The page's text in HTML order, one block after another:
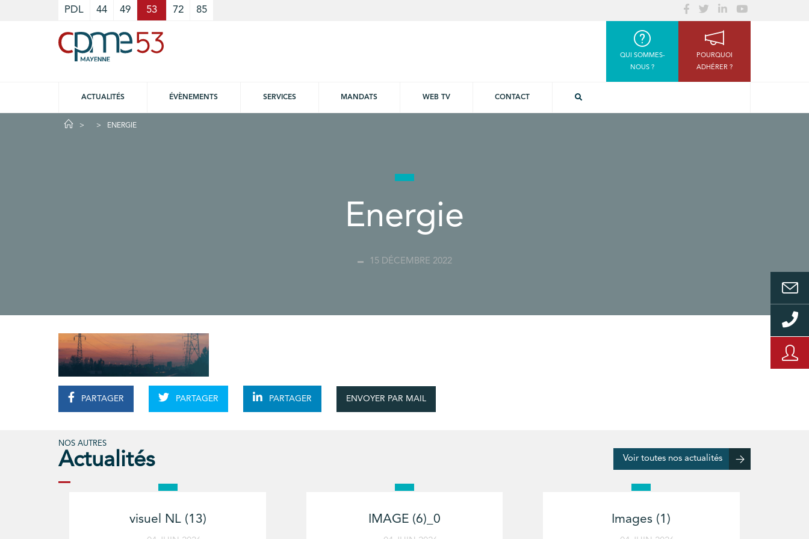
PDL 44 49 53 72 85
QUI SOMMES-
NOUS ?
POURQUOI
ADHÉRER ?
ACTUALITÉS ÉVÈNEMENTS SERVICES MANDATS WEB TV CONTACT
ENERGIE
Energie
15 DÉCEMBRE 2022
PARTAGER PARTAGER PARTAGER ENVOYER PAR MAIL
NOS AUTRES
Actualités Voir toutes nos actualités
visuel NL (13) IMAGE (6)_0 Images (1)
Cookies management panel